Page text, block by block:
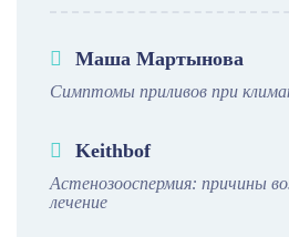
Маша Мартынова
Симптомы приливов при
Keithbof
Астенозооспермия: причины
лечение